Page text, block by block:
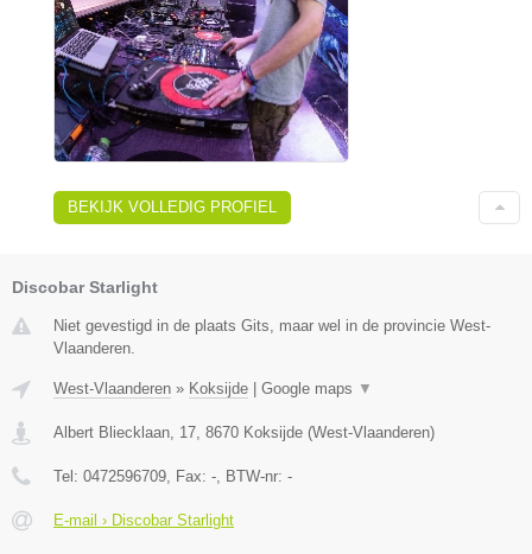
BEKIJK VOLLEDIG PROFIEL
Discobar Starlight
Niet gevestigd in de plaats Gits, maar wel in de provincie West-
Vlaanderen.
West-Vlaanderen » Koksijde Google maps ▼
Albert Bliecklaan, 17, 8670 Koksijde (West-Vlaanderen)
Tel: 0472596709, Fax: -, BTW-nr: -
E-mail › Discobar Starlight